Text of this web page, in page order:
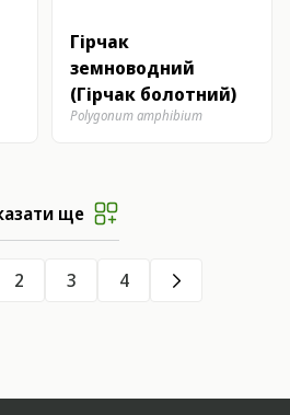
Гірчак
земноводний
(Гірчак болотний)
Polygonum amphibium
ще
2 3 4